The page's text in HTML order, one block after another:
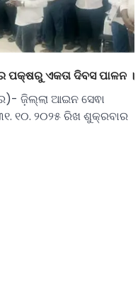
ପକ୍ଷରୁ ଏକତା ଦିବସ ପାଳନ ।
ଜ଼ିଲ୍ଲା ଆଇନ ସେଵା
୧୦. ୨୦୨୫ ରିଖ ଶୁକ୍ରବାର